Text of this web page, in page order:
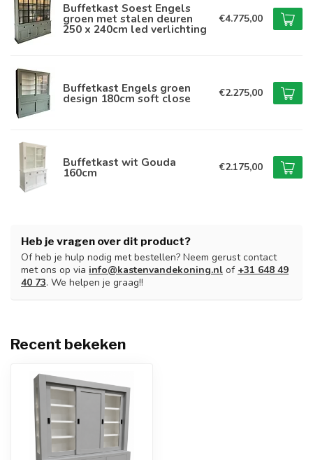
Buffetkast Soest Engels
groen met stalen deuren
250 x 240cm led verlichting
€4.775,00
Buffetkast Engels groen
design 180cm soft close €2.275,00
Buffetkast wit Gouda
160cm €2.175,00
Heb je vragen over dit product?
Of heb je hulp nodig met bestellen? Neem gerust contact
met ons op via info@kastenvandekoning.nl of +31 648 49
40 73. We helpen je graag!!
Recent bekeken